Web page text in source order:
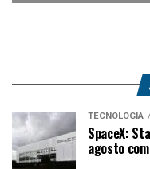
TECNOLOGIA
SpaceX:
agosto